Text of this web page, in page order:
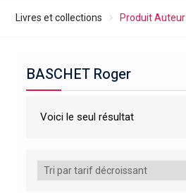
Livres et collections Produit Auteur
BASCHET Roger
Voici le seul résultat